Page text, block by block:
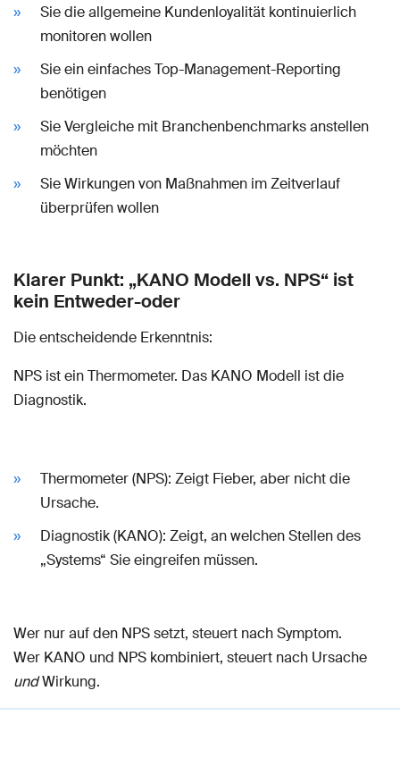
Sie die allgemeine Kundenloyalität kontinuierlich
monitoren wollen
Sie ein einfaches Top-Management-Reporting
benötigen
Sie Vergleiche mit Branchenbenchmarks anstellen
möchten
Sie Wirkungen von Maßnahmen im Zeitverlauf
überprüfen wollen
Klarer Punkt: „KANO Modell vs. NPS“ ist
kein Entweder-oder
Die entscheidende Erkenntnis:
NPS ist ein Thermometer. Das KANO Modell ist die
Diagnostik.
Thermometer (NPS): Zeigt Fieber, aber nicht die
Ursache.
Diagnostik (KANO): Zeigt, an welchen Stellen des
„Systems“ Sie eingreifen müssen.
Wer nur auf den NPS setzt, steuert nach Symptom.
Wer KANO und NPS kombiniert, steuert nach Ursache
undWirkung.